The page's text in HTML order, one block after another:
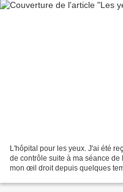
L'hôpital pour les yeux. J'ai été
de contrôle suite à ma séance
mon œil droit depuis quelques